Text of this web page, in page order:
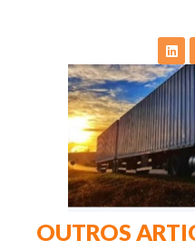
OUTROS